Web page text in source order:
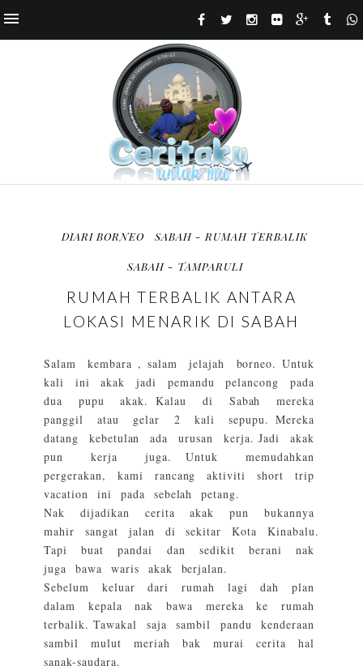
DIARI BORNEO SABAH - RUMAH TERBALIK
SABAH - TAMPARULI
RUMAH TERBALIK ANTARA
LOKASI MENARIK DI SABAH
Salam kembara , salam jelajah borneo. Untuk
kali ini akak jadi pemandu pelancong pada
dua pupu akak. Kalau di Sabah mereka
panggil atau gelar 2 kali sepupu. Mereka
datang kebetulan ada urusan kerja. Jadi akak
pun kerja juga. Untuk memudahkan
pergerakan, kami rancang aktiviti short trip
vacation ini pada sebelah petang.
Nak dijadikan cerita akak pun bukannya
mahir sangat jalan di sekitar Kota Kinabalu.
Tapi buat pandai dan sedikit berani nak
juga bawa waris akak berjalan.
Sebelum keluar dari rumah lagi dah plan
dalam kepala nak bawa mereka ke rumah
terbalik. Tawakal saja sambil pandu kenderaan
sambil mulut meriah bak murai cerita hal
sanak-saudara.